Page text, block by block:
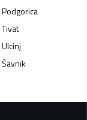
Podgorica
Tivat
Ulcinj
Šavnik